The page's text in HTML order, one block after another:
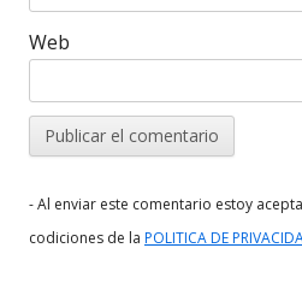
Web
- Al enviar este comentario estoy
codiciones de la POLITICA DE